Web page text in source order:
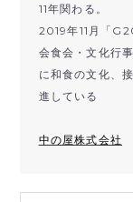
11年関わる。
2019年11月「
会食会・文化行
に和食の文化、
進している
中の屋株式会社